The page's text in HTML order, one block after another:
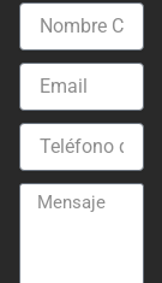
Nombre
Completo
Email
Teléfono
Contacto
Mensaje